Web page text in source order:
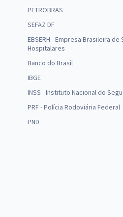
PETROBRAS
SEFAZ DF
EBSERH - Empresa Brasileira de
Hospitalares
Banco do Brasil
IBGE
INSS - Instituto Nacional do
PRF - Polícia Rodoviária Federal
PND